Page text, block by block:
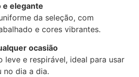
e elegante
da seleção, com
e cores vibrantes.
ocasião
leve e respirável, ideal para usar
no dia a dia.